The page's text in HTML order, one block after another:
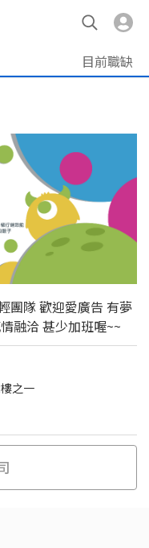
目前職缺
團隊 歡迎愛廣告 有夢
融洽 甚少加班喔~~
之一